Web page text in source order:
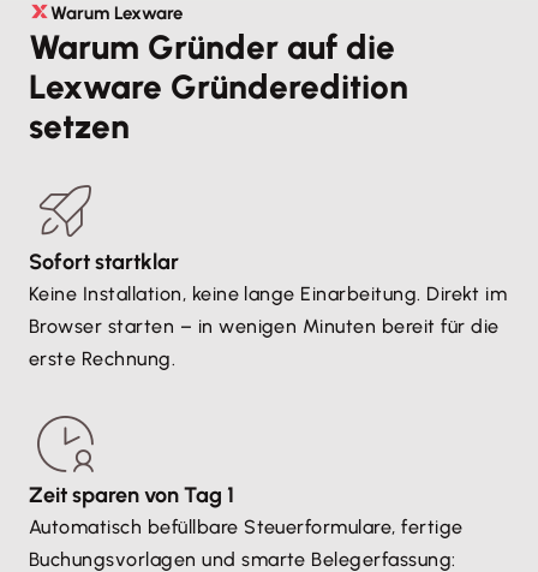
Warum Lexware
Warum Gründer auf die
Lexware Gründeredition
setzen
Sofort startklar
Keine Installation, keine lange Einarbeitung. Direkt im
Browser starten – in wenigen Minuten bereit für die
erste Rechnung.
Zeit sparen von Tag 1
Automatisch befüllbare Steuerformulare, fertige
Buchungsvorlagen und smarte Belegerfassung: